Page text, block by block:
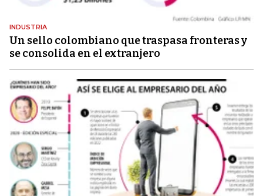
INDUSTRIA
Un sello colombiano que traspasa fronteras y
se consolida en el extranjero